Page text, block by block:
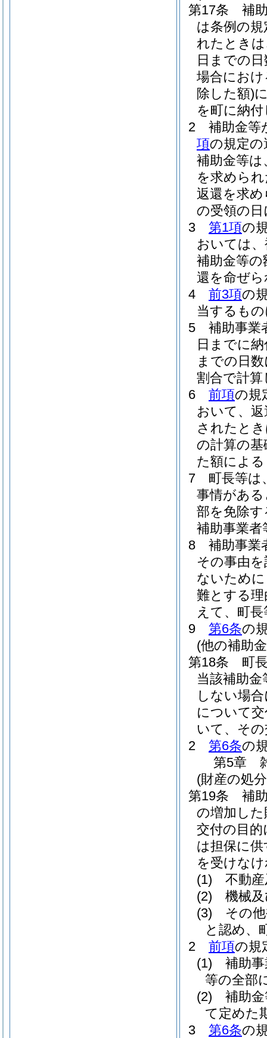
第17条
補
は条例の
れたとき
日までの
場合にお
除した額)
を町に納
2
補助金等
項の規定
補助金等
を求めら
返還を求
の受領の
3
第1項の
おいては
補助金等
還を命ぜ
4
前3項の
当するも
5
補助事業
日までに
までの日
割合で計
6
前項の規
おいて、
されたと
の計算の
た額によ
7
町長等は
事情があ
部を免除
補助事業
8
補助事業
その事由
ないため
難とする
えて、町
9
第6条の
(他の補助
第18条
町
当該補助
しない場
について
いて、そ
2
第6条の
第5章
(財産の処
第19条
補
の増加し
交付の目
は担保に
を受けな
(1)
不動
(2)
機械
(3)
その
と認め、
2
前項の規
(1)
補助
等の全部
(2)
補助
て定めた
3
第6条の